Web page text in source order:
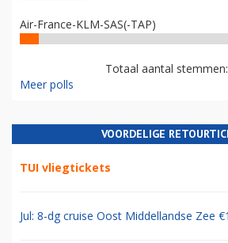
Air-France-KLM-SAS(-TAP)
Totaal aantal
Meer polls
VOORDELIGE
TUI vliegtickets
Jul: 8-dg cruise Oost Middellandse Zee